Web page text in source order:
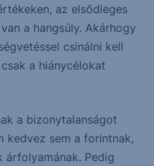
az elsődleges
a hangsúly. Akárhogy
csinálni kell
a hiánycélokat
a bizonytalanságot
kedvez sem a forintnak,
árfolyamának. Pedig